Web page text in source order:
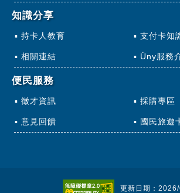
知識分享
持卡人教育 支付卡知
相關連結 Üny服務
便民服務
徵才資訊 採購專區
意見回饋 國民旅遊
更新日期：